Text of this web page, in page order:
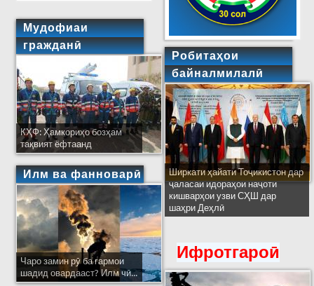
Мудофиаи
гражданӣ
КҲФ: Ҳамкориҳо бозҳам
тақвият ёфтаанд
Илм ва фанноварӣ
Чаро замин рӯ ба гармои
шадид овардааст? Илм чӣ...
Робитаҳои
байналмилалӣ
Ширкати ҳайати Тоҷикистон дар
ҷаласаи идораҳои наҷоти
кишварҳои узви СҲШ дар
шаҳри Деҳлӣ
Ифротгароӣ